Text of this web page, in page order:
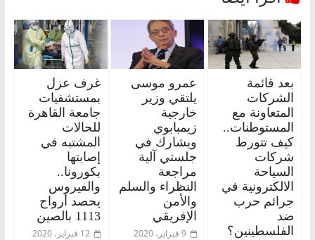
بعد قائمة
الشركات
المتعاونة مع
المستوطنات..
كيف تتورط
شركات
السياحة
الالكترونية في
جرائم حرب
ضد
الفلسطينين؟
عمرو موسى
يلتقي وزير
خارجية
زيمبابوي
ويشارك في
جلستي آلية
مراجعة
النظراء والسلم
والأمن
الإفريقي
9 فبراير، 2020
غرف عزل
بمستشفيات
جامعة القاهرة
للحالات
المشتبه في
إصابتها
بكورونا..
والفيروس
يحصد أرواح
1113 بالصين
12 فبراير، 2020